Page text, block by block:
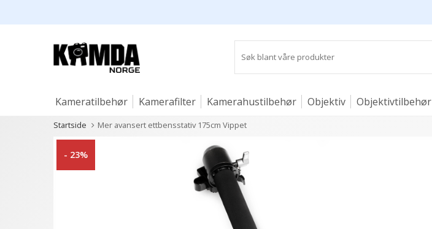
Kameratilbehør Kamerafilter Kamerahustilbehør Objektiv Objektivtilbehør
Studio og lys
Startside Mer avansert ettbensstativ 175cm Vippet
- 23%